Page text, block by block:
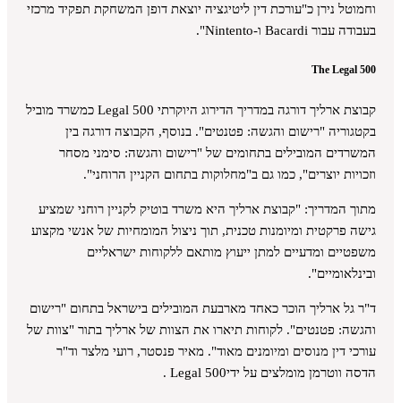
וחמוטל נירן כ"עורכת דין ליטיגציה יוצאת דופן המשחקת תפקיד מרכזי
בעבודה עבור Bacardi ו-Nintento".
The Legal 500
קבוצת ארליך דורגה במדריך הדירוג היוקרתי Legal 500 כמשרד מוביל
בקטגוריה "רישום והגשה: פטנטים". בנוסף, הקבוצה דורגה בין
המשרדים המובילים בתחומים של "רישום והגשה: סימני מסחר
וזכויות יוצרים", כמו גם ב"מחלוקות בתחום הקניין הרוחני".
מתוך המדריך: "קבוצת ארליך היא משרד בוטיק לקניין רוחני שמציע
גישה פרקטית ומיומנות טכנית, תוך ניצול המומחיות של אנשי מקצוע
משפטיים ומדעיים למתן ייעוץ מותאם ללקוחות ישראליים
ובינלאומיים".
ד"ר גל ארליך הוכר כאחד מארבעת המובילים בישראל בתחום "רישום
והגשה: פטנטים". לקוחות תיארו את הצוות של ארליך בתור "צוות של
עורכי דין מנוסים ומיומנים מאוד". מאיר פנסטר, רועי מלצר וד"ר
הדסה ווטרמן מומלצים על ידיLegal 500 .